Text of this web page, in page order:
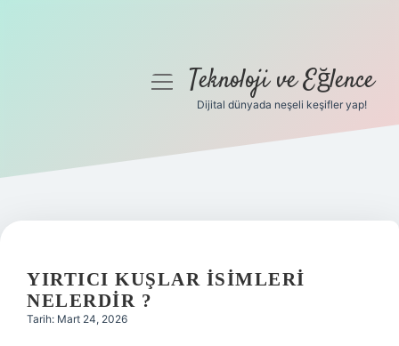
Gizlilik Politikası
Yasal Uyarı
menüyüTeknoloji ve Eğlence
Dijital dünyada neşeli keşifler yap!
YIRTICI KUŞLAR ISIMLERI
NELERDIR ?
Tarih: Mart 24, 2026